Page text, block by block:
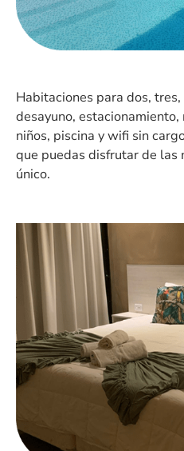
Habitaciones para dos,
desayuno,
niños, piscina y wifi sin
que puedas disfrutar de
único.